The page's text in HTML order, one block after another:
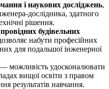
і наукових досліджень,
дослідника, здатного
рішення.
будівельних
набути професійних
для подальшої інженерної
— можливість удосконалювати
вищої освіти з правом
результатів навчання.